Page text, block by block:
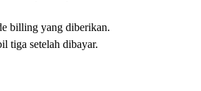
billing yang diberikan.
tiga setelah dibayar.